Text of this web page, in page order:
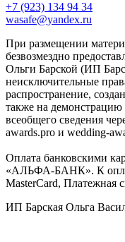
+7 (923) 134 94 34
wasafe@yandex.ru
При размещении
безвозмездно
Ольги Барской (ИП
неисключительные
распространение,
также на демонстрацию
всеобщего сведения
awards.pro и wedding-
Оплата банковскими
«АЛЬФА-БАНК». К
MasterCard, Платежная
ИП Барская Ольга